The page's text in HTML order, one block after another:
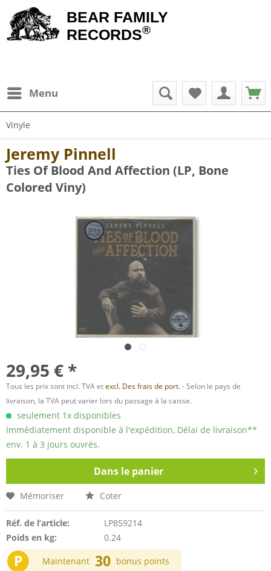
BEAR FAMILY
RECORDS®
Menu
Vinyle
Jeremy Pinnell
Ties Of Blood And Affection (LP, Bone
Colored Viny)
29,95 € *
Tous les prix sont incl. TVA etexcl. Des frais de port.- Selon le pays de
livraison, la TVA peut varier lors du passage à la caisse.
seulement 1x disponibles
Immédiatement disponible à l'expédition, Délai de livraison**
env. 1 à 3 jours ouvrés.
Dans le panier
Mémoriser Coter
Réf. de l’article:
LP859214
Poids en kg:
0.24
P Maintenant 30 bonus points